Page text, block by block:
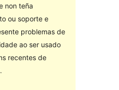
non teña
ou soporte e
problemas de
ao ser usado
recentes de